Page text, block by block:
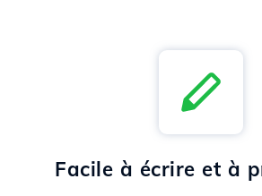
Facile à écrire et à